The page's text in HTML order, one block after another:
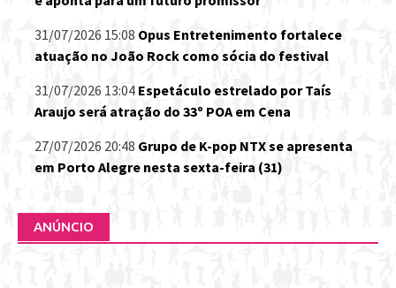
31/07/2026 15:08 Opus Entretenimento fortalece
atuação no João Rock como sócia do festival
31/07/2026 13:04 Espetáculo estrelado por Taís
Araujo será atração do 33º POA em Cena
27/07/2026 20:48 Grupo de K-pop NTX se apresenta
em Porto Alegre nesta sexta-feira (31)
ANÚNCIO